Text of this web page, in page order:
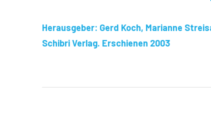
Herausgeber: Gerd Koch, Marianne
Schibri Verlag. Erschienen 2003